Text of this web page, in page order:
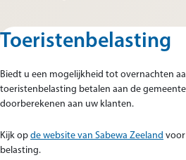
Toeristenbelasting
Biedt u een mogelijkheid tot overnachten
toeristenbelasting betalen aan de
doorberekenen aan uw klanten.
Kijk opde website van Sabewa Zeeland
belasting.